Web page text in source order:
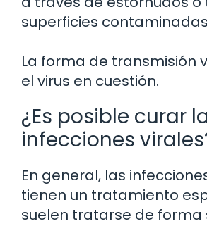
superficies
La forma de transmisión
el virus en cuestión.
¿Es posible curar
infecciones
En general, las
tienen un tratamiento
suelen tratarse de forma